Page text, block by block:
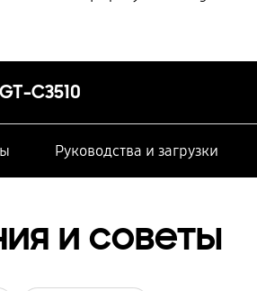
GT-C3510
Руководства и загрузки
и советы